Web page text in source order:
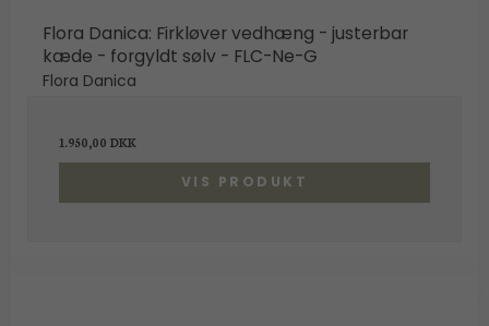
Flora Danica: Firkløver vedhæng - justerbar
kæde - forgyldt sølv - FLC-Ne-G
Flora Danica
1.950,00 DKK
VIS PRODUKT